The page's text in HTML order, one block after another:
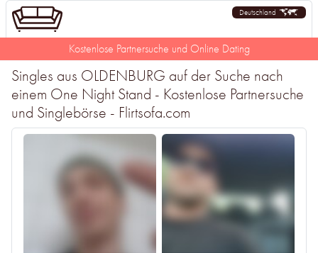
Deutschland
Kostenlose Partnersuche und Online Dating
Singles aus OLDENBURG auf der Suche nach
einem One Night Stand - Kostenlose Partnersuche
und Singlebörse - Flirtsofa.com